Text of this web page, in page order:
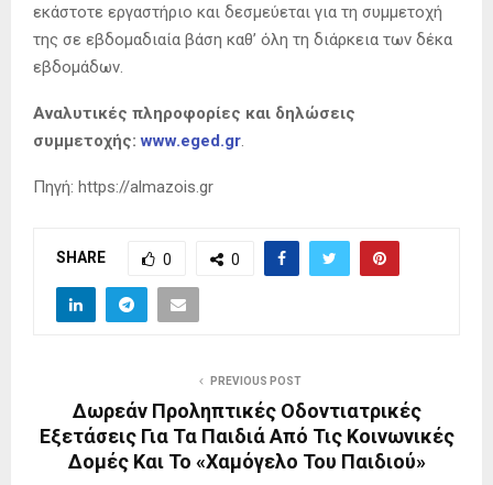
εκάστοτε εργαστήριο και δεσμεύεται για τη συμμετοχή
της σε εβδομαδιαία βάση καθ’ όλη τη διάρκεια των δέκα
εβδομάδων.
Αναλυτικές πληροφορίες και δηλώσεις
συμμετοχής:www.eged.gr.
Πηγή: https://almazois.gr
SHARE 0 0
PREVIOUS POST
Δωρεάν Προληπτικές Οδοντιατρικές
Εξετάσεις Για Τα Παιδιά Από Τις Κοινωνικές
Δομές Και Το «Χαμόγελο Του Παιδιού»